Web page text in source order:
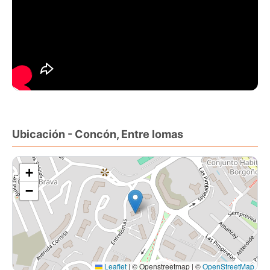
- Sala de juegos
- Sala de eventos último piso amplia con vista panorámica
-Lavandería
Gastos comunes: $85.000 app. EasyBroker ID: EB-VP8559
Caracteristicas: Terraza, Acceso para personas con
discapacidad, Ascensor, Piscina, Bodega, Mascotas
permitidas
Ubicación - Concón, Entre lomas
+
−
Leaflet | © Openstreetmap | ©OpenStreetMap